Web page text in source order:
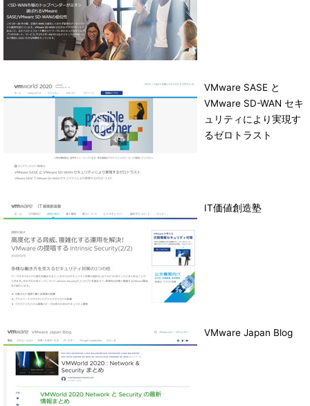
VMware SASE と
VMware SD-WAN セキ
ュリティにより実現す
るゼロトラスト
IT価値創造塾
VMware Japan Blog